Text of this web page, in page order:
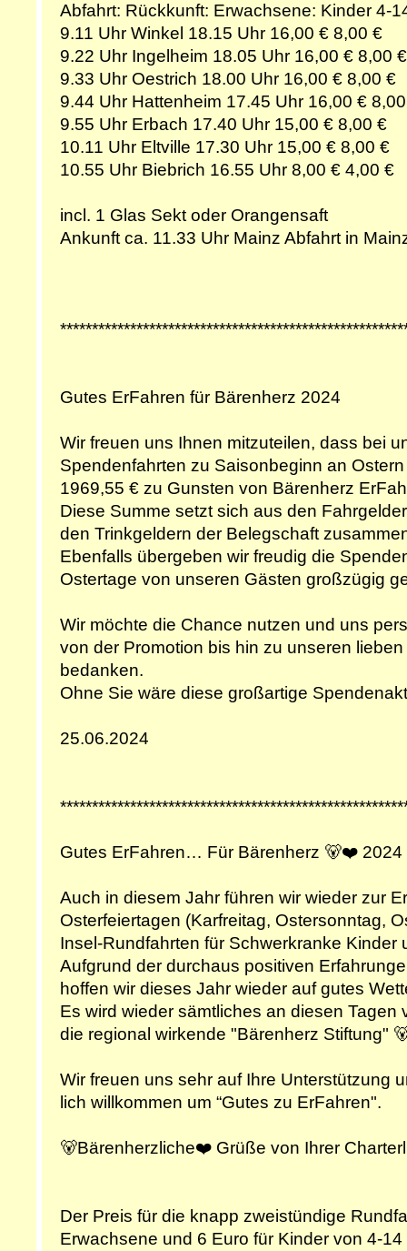
Abfahrt: Rückkunft: Erwachsene: Kinder 4-
9.11 Uhr Winkel 18.15 Uhr 16,00 € 8,00 €
9.22 Uhr Ingelheim 18.05 Uhr 16,00 € 8,00 €
9.33 Uhr Oestrich 18.00 Uhr 16,00 € 8,00 €
9.44 Uhr Hattenheim 17.45 Uhr 16,00 €
9.55 Uhr Erbach 17.40 Uhr 15,00 € 8,00 €
10.11 Uhr Eltville 17.30 Uhr 15,00 € 8,00 €
10.55 Uhr Biebrich 16.55 Uhr 8,00 € 4,00 €
incl. 1 Glas Sekt oder Orangensaft
Ankunft ca. 11.33 Uhr Mainz Abfahrt in
Gutes ErFahren für Bärenherz 2024
Wir freuen uns Ihnen mitzuteilen, dass bei
Spendenfahrten zu Saisonbeginn an
1969,55 € zu Gunsten von Bärenherz
Diese Summe setzt sich aus den
den Trinkgeldern der Belegschaft
Ebenfalls übergeben wir freudig die
Ostertage von unseren Gästen großzügig
Wir möchte die Chance nutzen und uns
von der Promotion bis hin zu unseren
bedanken.
Ohne Sie wäre diese großartige
25.06.2024
Gutes ErFahren… Für Bärenherz 🐻❤️ 2024
Auch in diesem Jahr führen wir wieder zur
Osterfeiertagen (Karfreitag, Ostersonntag,
Insel-Rundfahrten für Schwerkranke Kinder
Aufgrund der durchaus positiven
hoffen wir dieses Jahr wieder auf gutes
Es wird wieder sämtliches an diesen Tagen
die regional wirkende "Bärenherz Stiftung"
Wir freuen uns sehr auf Ihre Unterstützung
lich willkommen um “Gutes zu ErFahren".
🐻Bärenherzliche❤️ Grüße von Ihrer
Der Preis für die knapp zweistündige
Erwachsene und 6 Euro für Kinder von 4-